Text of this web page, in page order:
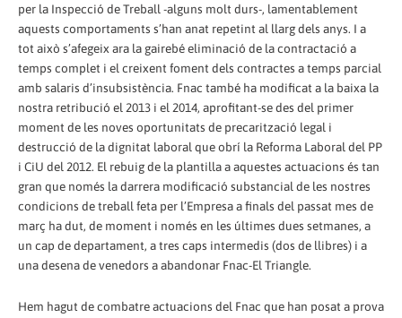
per la Inspecció de Treball -alguns molt durs-, lamentablement
aquests comportaments s’han anat repetint al llarg dels anys. I a
tot això s’afegeix ara la gairebé eliminació de la contractació a
temps complet i el creixent foment dels contractes a temps parcial
amb salaris d’insubsistència. Fnac també ha modificat a la baixa la
nostra retribució el 2013 i el 2014, aprofitant-se des del primer
moment de les noves oportunitats de precarització legal i
destrucció de la dignitat laboral que obrí la Reforma Laboral del PP
i CiU del 2012. El rebuig de la plantilla a aquestes actuacions és tan
gran que només la darrera modificació substancial de les nostres
condicions de treball feta per l’Empresa a finals del passat mes de
març ha dut, de moment i només en les últimes dues setmanes, a
un cap de departament, a tres caps intermedis (dos de llibres) i a
una desena de venedors a abandonar Fnac-El Triangle.
Hem hagut de combatre actuacions del Fnac que han posat a prova